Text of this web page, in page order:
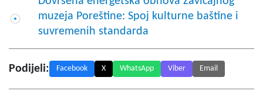
muzeja Poreštine: Spoj kulturne baštine i
suvremenih standarda
Podijeli: Facebook X WhatsApp Viber Email